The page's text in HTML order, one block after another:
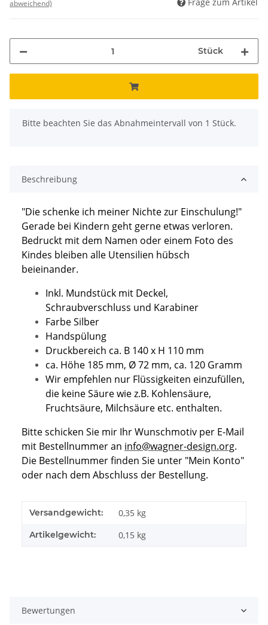
abweichend)
Stück
x
Bitte beachten Sie das Abnahmeintervall von 1 Stück.
Beschreibung
"Die schenke ich meiner Nichte zur Einschulung!"
Gerade bei Kindern geht gerne etwas verloren.
Bedruckt mit dem Namen oder einem Foto des
Kindes bleiben alle Utensilien hübsch
beieinander.
Inkl. Mundstück mit Deckel,
Schraubverschluss und Karabiner
Farbe Silber
Handspülung
Druckbereich ca. B 140 x H 110 mm
ca. Höhe 185 mm, Ø 72 mm, ca. 120 Gramm
Wir empfehlen nur Flüssigkeiten einzufüllen,
die keine Säure wie z.B. Kohlensäure,
Fruchtsäure, Milchsäure etc. enthalten.
Bitte schicken Sie mir Ihr Wunschmotiv per E-Mail
mit Bestellnummer an info@wagner-design.org.
Die Bestellnummer finden Sie unter "Mein Konto"
oder nach dem Abschluss der Bestellung.
Versandgewicht: 0,35 kg
Artikelgewicht: 0,15 kg
Bewertungen